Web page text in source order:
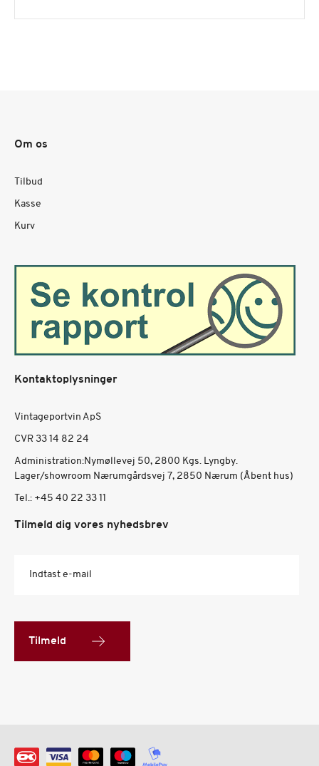
Om os
Tilbud
Kasse
Kurv
Kontaktoplysninger
Vintageportvin ApS
CVR 33 14 82 24
Administration:Nymøllevej 50, 2800 Kgs. Lyngby.
Lager/showroom Nærumgårdsvej 7, 2850 Nærum (Åbent hus)
Tel.: +45 40 22 33 11
Tilmeld dig vores nyhedsbrev
Indtast e-mail
Tilmeld